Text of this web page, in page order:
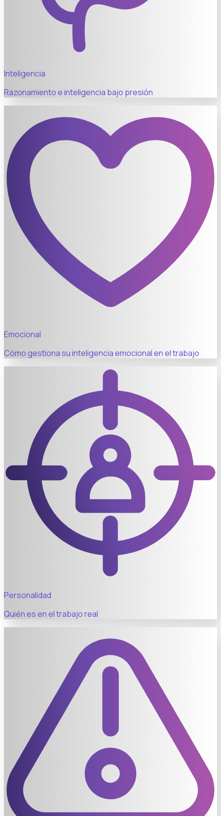
Inteligencia
Razonamiento e inteligencia bajo presión
Emocional
Cómo gestiona su inteligencia emocional en el trabajo
Personalidad
Quién es en el trabajo real